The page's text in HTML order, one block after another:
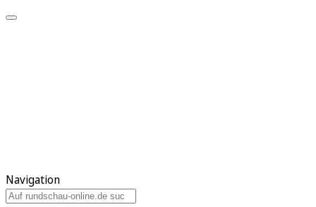
Navigation